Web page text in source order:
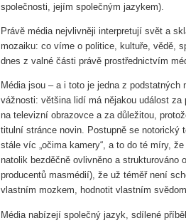
společnosti, jejím společným jazykem).
Právě média nejvlivněji interpretují svět a
mozaiku: co víme o politice, kultuře, vědě,
dnes z valné části právě prostřednictvím
Média jsou – a i toto je jedna z podstatných
vážnosti: většina lidí má nějakou událost za
na televizní obrazovce a za důležitou,
titulní stránce novin. Postupně se notorický
stále víc „očima kamery“, a to do té míry,
natolik bezděčně ovlivněno a strukturováno
producentů masmédií), že už téměř není
vlastním mozkem, hodnotit vlastním
Média nabízejí společný jazyk, sdílené